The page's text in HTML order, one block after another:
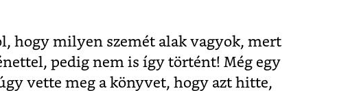
hogy milyen szemét alak vagyok, mert
pedig nem is így történt! Még egy
vette meg a könyvet, hogy azt hitte,